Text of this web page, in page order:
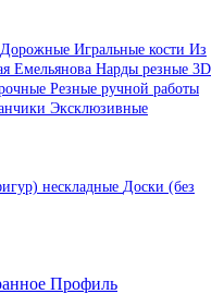
Дорожные Игральные кости Из
Емельянова Нарды резные 3D
Резные ручной работы
Эксклюзивные
нескладные Доски (без
Профиль